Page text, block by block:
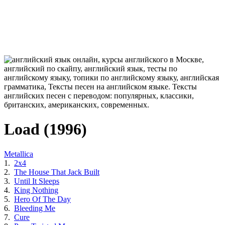
Load (1996)
Metallica
1. 2x4
2. The House That Jack Built
3. Until It Sleeps
4. King Nothing
5. Hero Of The Day
6. Bleeding Me
7. Cure